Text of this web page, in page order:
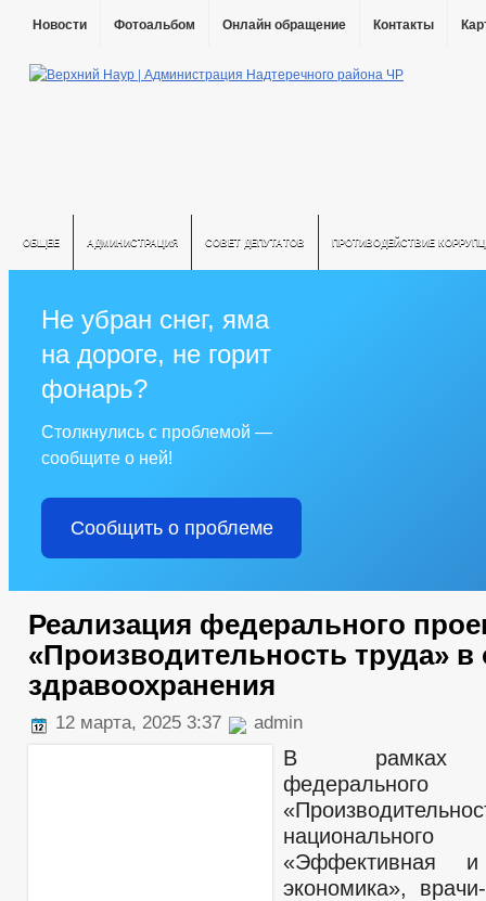
Новости Фотоальбом Онлайн обращение Контакты
ОБЩЕЕ АДМИНИСТРАЦИЯ СОВЕТ ДЕПУТАТОВ ПРОТИВОДЕЙСТВИЕ
Не убран снег, яма
на дороге, не горит
фонарь?
Столкнулись с проблемой —
сообщите о ней!
Сообщить о проблеме
Реализация федерального
«Производительность труда» в
здравоохранения
12 марта, 2025 3:37 admin
В рамках
«Эффективная и
экономика»,